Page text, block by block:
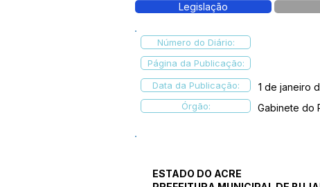
Legislação
Número do Diário:
Página da Publicação:
Data da Publicação:
1 de janeiro
Órgão: Gabinete do
ESTADO DO ACRE